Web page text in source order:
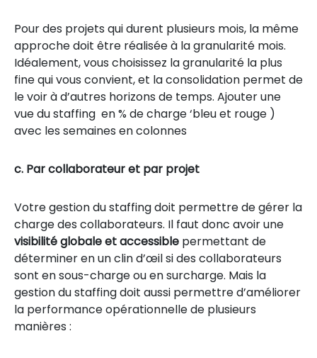
Pour des projets qui durent plusieurs mois, la même
approche doit être réalisée à la granularité mois.
Idéalement, vous choisissez la granularité la plus
fine qui vous convient, et la consolidation permet de
le voir à d’autres horizons de temps. Ajouter une
vue du staffing en % de charge ‘bleu et rouge )
avec les semaines en colonnes
c. Par collaborateur et par projet
Votre gestion du staffing doit permettre de gérer la
charge des collaborateurs. Il faut donc avoir une
visibilité globale et accessible permettant de
déterminer en un clin d’œil si des collaborateurs
sont en sous-charge ou en surcharge. Mais la
gestion du staffing doit aussi permettre d’améliorer
la performance opérationnelle de plusieurs
manières :